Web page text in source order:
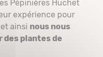
Pépinières Huchet
expérience pour
ainsi nous nous
des plantes de